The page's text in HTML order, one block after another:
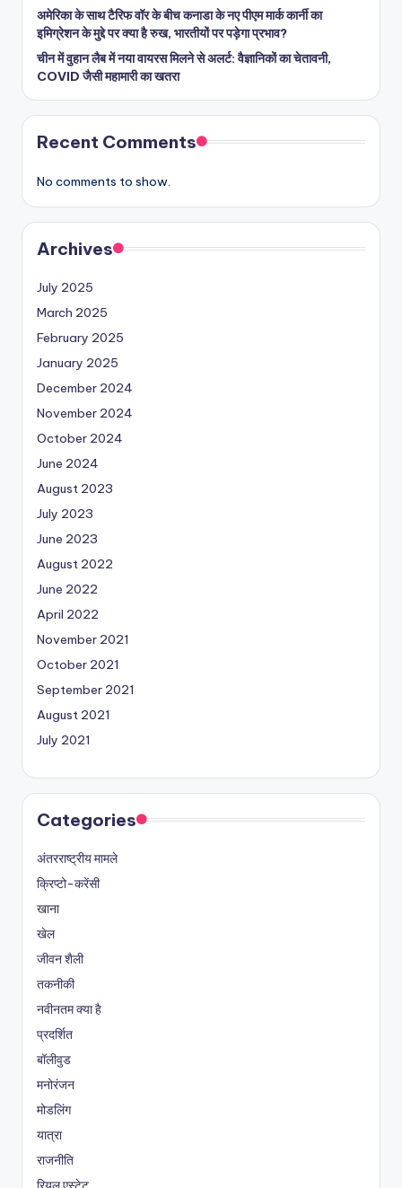
अमेरिका के साथ टैरिफ वॉर के बीच कनाडा के नए पीएम मार्क कार्नी का
इमिग्रेशन के मुद्दे पर क्या है रुख, भारतीयों पर पड़ेगा प्रभाव?
चीन में वुहान लैब में नया वायरस मिलने से अलर्ट: वैज्ञानिकों का चेतावनी,
COVID जैसी महामारी का खतरा
Recent Comments
No comments to show.
Archives
July 2025
March 2025
February 2025
January 2025
December 2024
November 2024
October 2024
June 2024
August 2023
July 2023
June 2023
August 2022
June 2022
April 2022
November 2021
October 2021
September 2021
August 2021
July 2021
Categories
अंतरराष्ट्रीय मामले
क्रिप्टो-करेंसी
खाना
खेल
जीवन शैली
तकनीकी
नवीनतम क्या है
प्रदर्शित
बॉलीवुड
मनोरंजन
मोडलिंग
यात्रा
राजनीति